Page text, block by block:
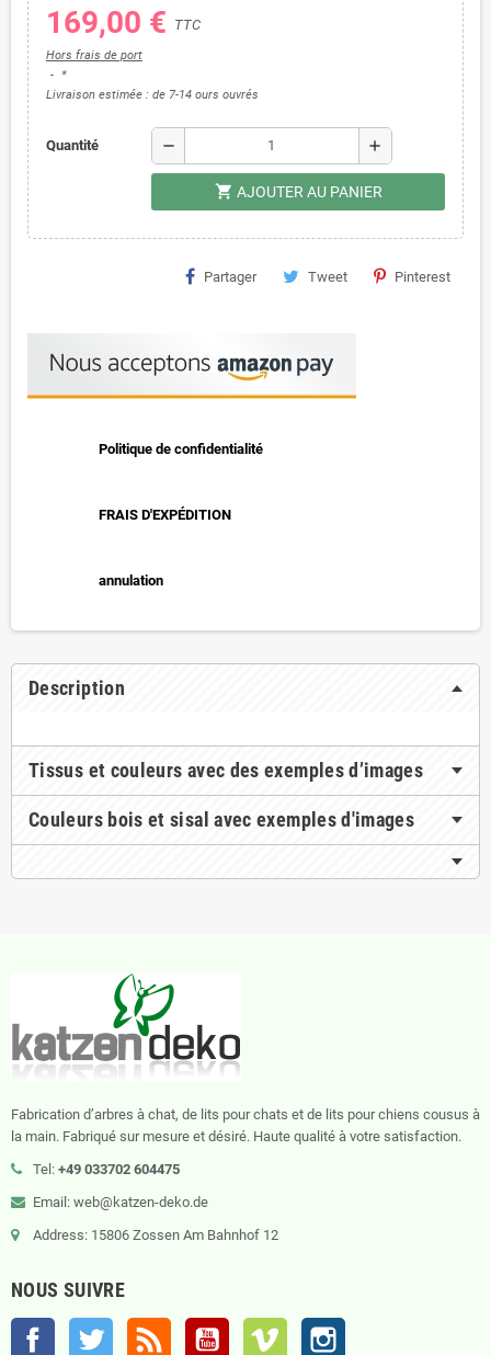
169,00 € TTC
Hors frais de port
*
Livraison estimée : de 7-14 ours ouvrés
Quantité remove add
shopping_cart AJOUTER AU PANIER
Partager Tweet Pinterest
Politique de confidentialité
FRAIS D'EXPÉDITION
annulation
Description
Tissus et couleurs avec des exemples d’images
Couleurs bois et sisal avec exemples d'images
Fabrication d’arbres à chat, de lits pour chats et de lits pour chiens cousus à
la main. Fabriqué sur mesure et désiré. Haute qualité à votre satisfaction.
Tel: +49 033702 604475
Email: web@katzen-deko.de
Address: 15806 Zossen Am Bahnhof 12
NOUS SUIVRE
Facebook Twitter YouTube Vimeo